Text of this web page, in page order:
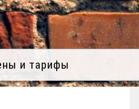
и тарифы